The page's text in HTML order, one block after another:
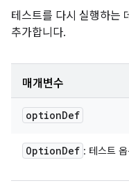
테스트를 다시 실행하는
추가합니다.
매개변수
optionDef
OptionDef : 테스트 옵